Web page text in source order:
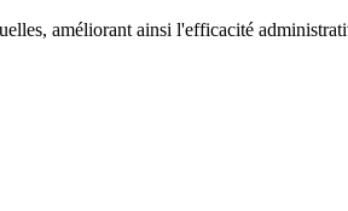
améliorant ainsi l'efficacité